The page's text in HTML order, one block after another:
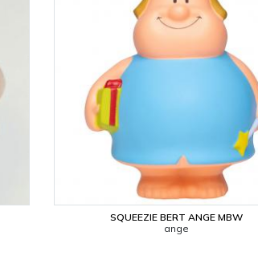
SQUEEZIE BERT ANGE MBW
ange